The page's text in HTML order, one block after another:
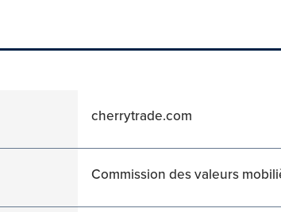
cherrytrade.com
Commission des valeurs